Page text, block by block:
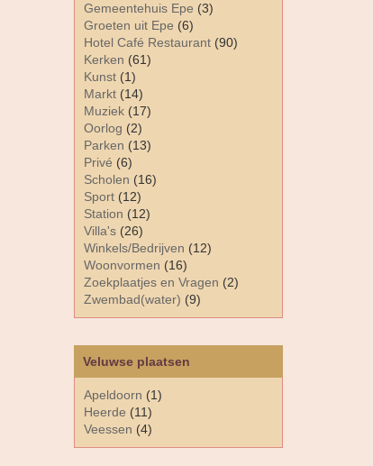
Gemeentehuis Epe (3)
Groeten uit Epe (6)
Hotel Café Restaurant (90)
Kerken (61)
Kunst (1)
Markt (14)
Muziek (17)
Oorlog (2)
Parken (13)
Privé (6)
Scholen (16)
Sport (12)
Station (12)
Villa's (26)
Winkels/Bedrijven (12)
Woonvormen (16)
Zoekplaatjes en Vragen (2)
Zwembad(water) (9)
Veluwse plaatsen
Apeldoorn (1)
Heerde (11)
Veessen (4)